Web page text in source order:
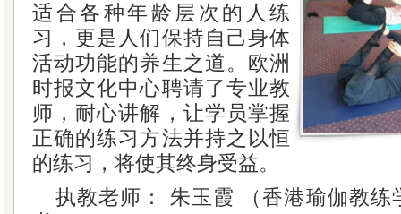
适合各种年龄层次的人练
习，更是人们保持自己身体
活动功能的养生之道。欧洲
时报文化中心聘请了专业教
师，耐心讲解，让学员掌握
正确的练习方法并持之以恒
的练习，将使其终身受益。
执教老师： 朱玉霞 （香港瑜伽教练